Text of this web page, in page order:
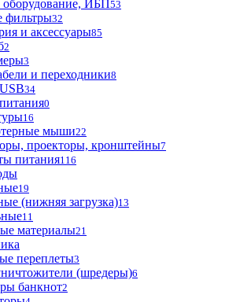
оборудование, ИБП53
фильтры32
и аксессуары85
2
3
и переходники8
34
0
16
мыши22
проекторы, кронштейны7
питания116
19
(нижняя загрузка)13
11
материалы21
переплеты3
(шредеры)6
банкнот2